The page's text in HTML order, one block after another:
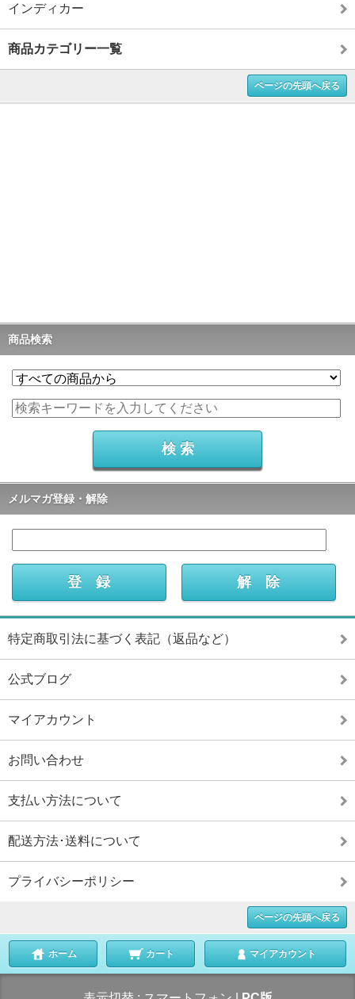
インディカー
商品カテゴリー一覧
ページの先頭へ戻る
商品検索
メルマガ登録・解除
特定商取引法に基づく表記（返品など）
公式ブログ
マイアカウント
お問い合わせ
支払い方法について
配送方法･送料について
プライバシーポリシー
ページの先頭へ戻る
ホーム カート マイアカウント